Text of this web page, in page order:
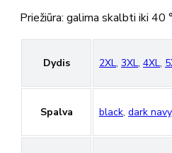
Priežiūra: galima skalbti iki 40
Dydis 2XL, 3XL, 4XL,
Spalva black, dark navy,